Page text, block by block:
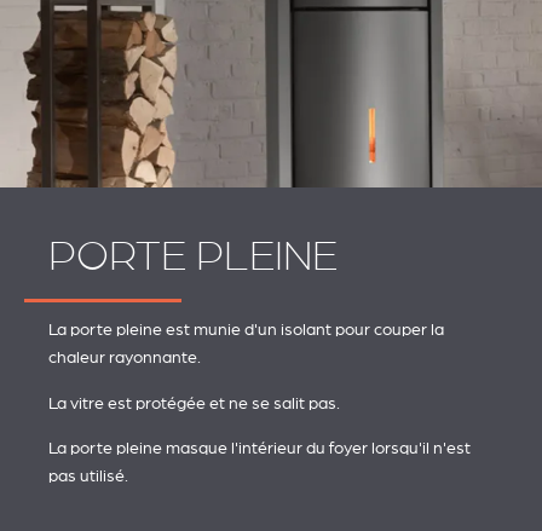
PORTE PLEINE
La porte pleine est munie d'un isolant pour couper la
chaleur rayonnante.
La vitre est protégée et ne se salit pas.
La porte pleine masque l'intérieur du foyer lorsqu'il n'est
pas utilisé.